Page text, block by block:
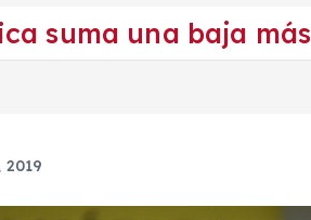
suma una baja más
2019